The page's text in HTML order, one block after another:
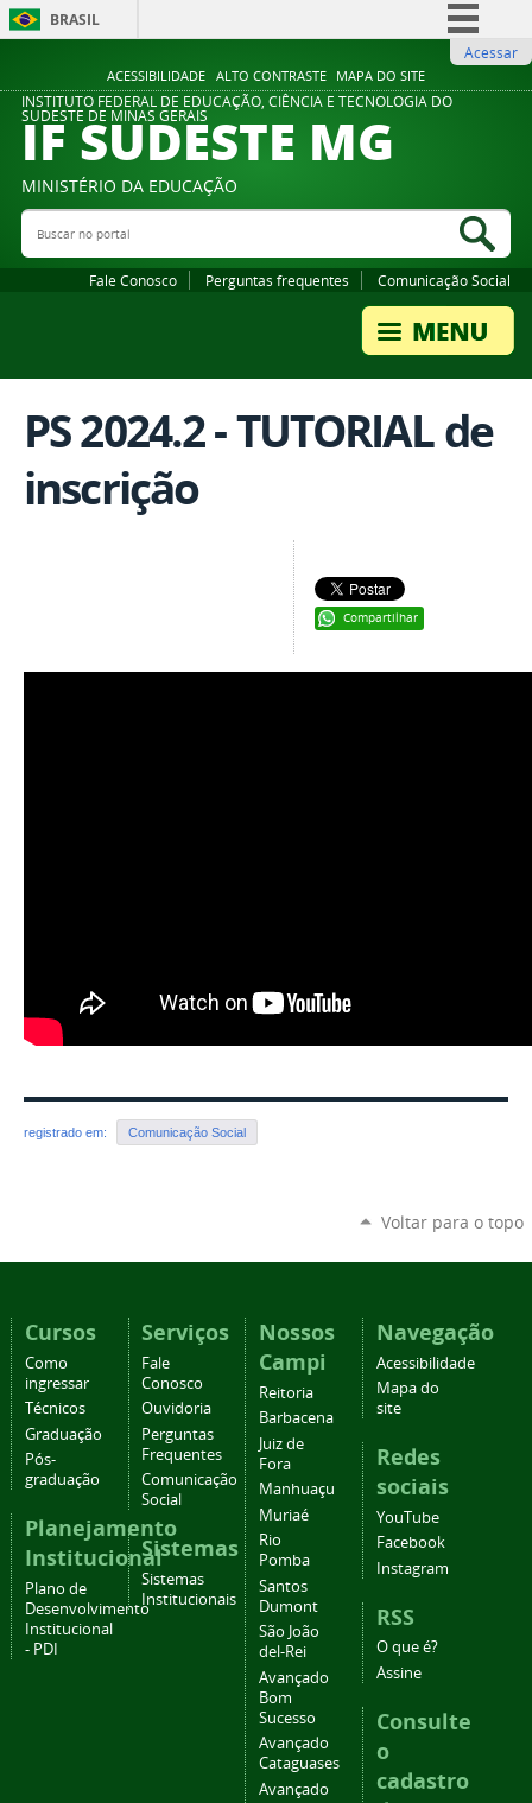
ACESSIBILIDADE ALTO CONTRASTE MAPA DO SITE
BRASIL
Comunica BR
Participe
Legislação
Acessar
INSTITUTO FEDERAL DE EDUCAÇÃO, CIÊNCIA E TECNOLOGIA DO
SUDESTE DE MINAS GERAIS
IF SUDESTE MG
MINISTÉRIO DA EDUCAÇÃO
Buscar no portal
Fale Conosco Perguntas frequentes Comunicação Social
PS 2024.2 - TUTORIAL de
inscrição
Compartilhar
registrado em: Comunicação Social
Voltar para o topo
Cursos
Como
ingressar
Técnicos
Graduação
Pós-
graduação
Planejamento
Institucional
Plano de
Desenvolvimento
Institucional
- PDI
Serviços
Fale
Conosco
Ouvidoria
Perguntas
Frequentes
Comunicação
Social
Sistemas
Sistemas
Institucionais
Nossos
Campi
Reitoria
Barbacena
Juiz de
Fora
Manhuaçu
Muriaé
Rio
Pomba
Santos
Dumont
São João
del-Rei
Avançado
Bom
Sucesso
Avançado
Cataguases
Avançado
Navegação
Acessibilidade
Mapa do
site
Redes
sociais
YouTube
Facebook
Instagram
RSS
O que é?
Assine
Consulte
o
cadastro